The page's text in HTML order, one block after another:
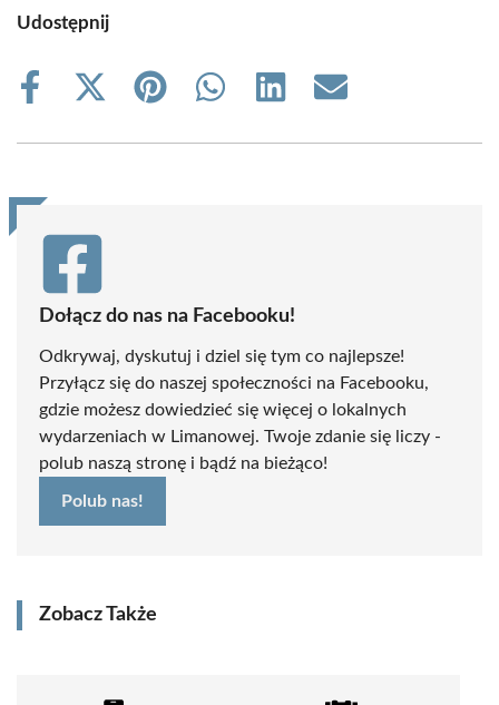
Udostępnij
Share
Share
(Twitter)
Share
Share
Share
Share
Dołącz do nas na Facebooku!
Odkrywaj, dyskutuj i dziel się tym co najlepsze!
Przyłącz się do naszej społeczności na Facebooku,
gdzie możesz dowiedzieć się więcej o lokalnych
wydarzeniach w Limanowej. Twoje zdanie się liczy -
polub naszą stronę i bądź na bieżąco!
Polub nas!
Zobacz Także